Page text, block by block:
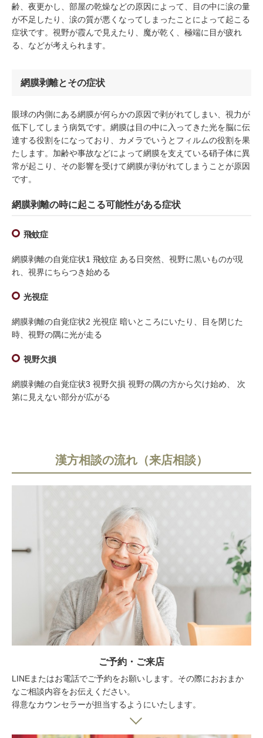
齢、夜更かし、部屋の乾燥などの原因によって、目の中に涙の量
が不足したり、涙の質が悪くなってしまったことによって起こる
症状です。視野が霞んで見えたり、魔が乾く、極端に目が疲れ
る、などが考えられます。
網膜剥離とその症状
眼球の内側にある網膜が何らかの原因で剥がれてしまい、視力が
低下してしまう病気です。網膜は目の中に入ってきた光を脳に伝
達する役割をになっており、カメラでいうとフィルムの役割を果
たします。加齢や事故などによって網膜を支えている硝子体に異
常が起こり、その影響を受けて網膜が剥がれてしまうことが原因
です。
網膜剥離の時に起こる可能性がある症状
飛蚊症
網膜剥離の自覚症状1 飛蚊症 ある日突然、視野に黒いものが現
れ、視界にちらつき始める
光視症
網膜剥離の自覚症状2 光視症 暗いところにいたり、目を閉じた
時、視野の隅に光が走る
視野欠損
網膜剥離の自覚症状3 視野欠損 視野の隅の方から欠け始め、 次
第に見えない部分が広がる
漢方相談の流れ（来店相談）
ご予約・ご来店
LINEまたはお電話でご予約をお願いします。その際におおまか
なご相談内容をお伝えください。
得意なカウンセラーが担当するようにいたします。